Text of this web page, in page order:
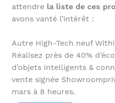
attendre la liste de ces
avons vanté l’intérêt :
Autre High-Tech neuf
Réalisez près de 40%
d’objets intelligents &
vente signée
mars à 8 heures.